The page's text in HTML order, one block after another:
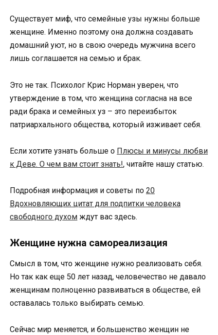
Существует миф, что семейные узы нужны больше
женщине. Именно поэтому она должна создавать
домашний уют, но в свою очередь мужчина всего
лишь соглашается на семью и брак.
Это не так. Психолог Крис Норман уверен, что
утверждение в том, что женщина согласна на все
ради брака и семейных уз – это переизбыток
патриархального общества, который изживает себя.
Если хотите узнать больше о Плюсы и минусы любви
к Деве. О чем вам стоит знать!, читайте нашу статью.
Подробная информация и советы по 20
Вдохновляющих цитат для подпитки человека
свободного духом ждут вас здесь.
Женщине нужна самореализация
Смысл в том, что женщине нужно реализовать себя.
Но так как еще 50 лет назад, человечество не давало
женщинам полноценно развиваться в обществе, ей
оставалась только выбирать семью.
Сейчас мир меняется, и большенство женщин не